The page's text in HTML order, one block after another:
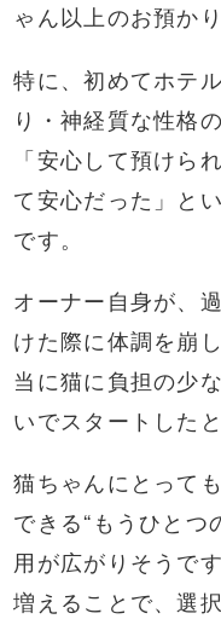
ゃん以上のお預か
特に、初めてホテ
り・神経質な性格
「安心して預けら
て安心だった」と
です。
オーナー自身が、
けた際に体調を崩
当に猫に負担の少
いでスタートした
猫ちゃんにとって
できる“もうひとつ
用が広がりそうで
増えることで、選